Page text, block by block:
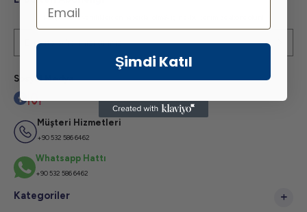
Kampanya ve yeniliklerden haberdar olmak için e-bültenimize abone olun!
Sosyal Medya
Müşteri Hizmetleri
+90 532 586 6462
Whatsapp Hattı
+90 532 586 6462
Kategoriler
Email
Şimdi Katıl